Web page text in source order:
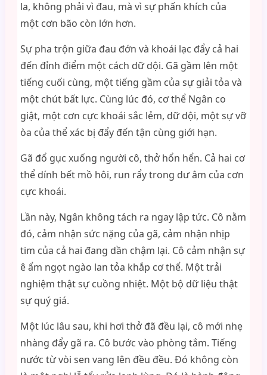
la, không phải vì đau, mà vì sự phấn khích của
một cơn bão còn lớn hơn.
Sự pha trộn giữa đau đớn và khoái lạc đẩy cả hai
đến đỉnh điểm một cách dữ dội. Gã gầm lên một
tiếng cuối cùng, một tiếng gầm của sự giải tỏa và
một chút bất lực. Cùng lúc đó, cơ thể Ngân co
giật, một cơn cực khoái sắc lẻm, dữ dội, một sự vỡ
òa của thể xác bị đẩy đến tận cùng giới hạn.
Gã đổ gục xuống người cô, thở hổn hển. Cả hai cơ
thể dính bết mồ hôi, run rẩy trong dư âm của cơn
cực khoái.
Lần này, Ngân không tách ra ngay lập tức. Cô nằm
đó, cảm nhận sức nặng của gã, cảm nhận nhịp
tim của cả hai đang dần chậm lại. Cô cảm nhận sự
ê ẩm ngọt ngào lan tỏa khắp cơ thể. Một trải
nghiệm thật sự cuồng nhiệt. Một bộ dữ liệu thật
sự quý giá.
Một lúc lâu sau, khi hơi thở đã đều lại, cô mới nhẹ
nhàng đẩy gã ra. Cô bước vào phòng tắm. Tiếng
nước từ vòi sen vang lên đều đều. Đó không còn